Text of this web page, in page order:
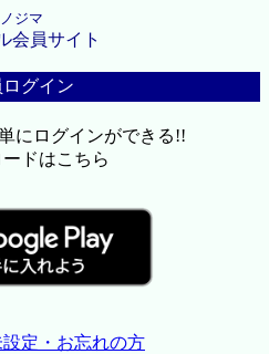
ノジマ
会員サイト
グイン
にログインができる!!
ドはこちら
定・お忘れの方